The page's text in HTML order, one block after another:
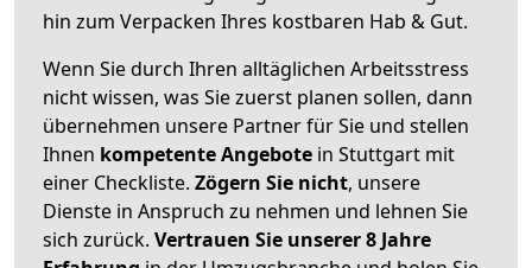
hin zum Verpacken Ihres kostbaren Hab & Gut.
Wenn Sie durch Ihren alltäglichen Arbeitsstress
nicht wissen, was Sie zuerst planen sollen, dann
übernehmen unsere Partner für Sie und stellen
Ihnen kompetente Angebote in Stuttgart mit
einer Checkliste. Zögern Sie nicht, unsere
Dienste in Anspruch zu nehmen und lehnen Sie
sich zurück. Vertrauen Sie unserer 8 Jahre